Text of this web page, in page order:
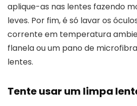
aplique-as nas lentes fazendo
leves. Por fim, é só lavar os
corrente em temperatura
flanela ou um pano de
lentes.
Tente usar um limpa